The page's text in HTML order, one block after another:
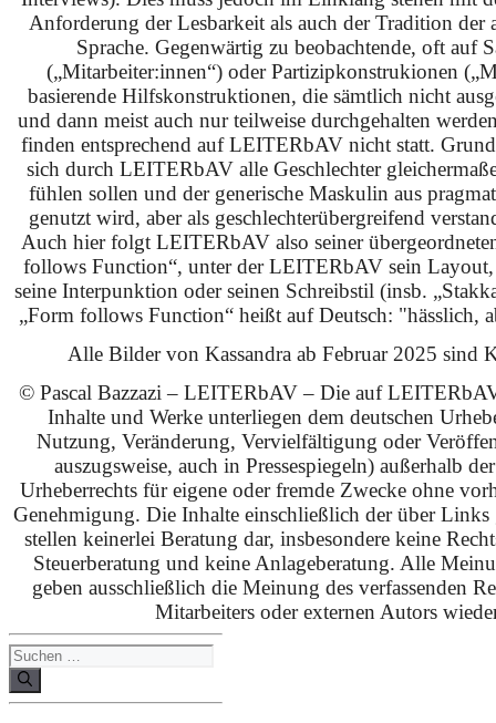
Anforderung der Lesbarkeit als auch der Tradition der
Sprache. Gegenwärtig zu beobachtende, oft auf
(„Mitarbeiter:innen“) oder Partizipkonstrukionen
basierende Hilfskonstruktionen, die sämtlich nicht
und dann meist auch nur teilweise durchgehalten
finden entsprechend auf LEITERbAV nicht statt.
sich durch LEITERbAV alle Geschlechter
fühlen sollen und der generische Maskulin aus
genutzt wird, aber als geschlechterübergreifend
Auch hier folgt LEITERbAV also seiner
follows Function“, unter der LEITERbAV sein Layout,
seine Interpunktion oder seinen Schreibstil (insb.
„Form follows Function“ heißt auf Deutsch: "hässlich,
Alle Bilder von Kassandra ab Februar 2025 sind
© Pascal Bazzazi – LEITERbAV – Die auf
Inhalte und Werke unterliegen dem deutschen
Nutzung, Veränderung, Vervielfältigung oder
auszugsweise, auch in Pressespiegeln) außerhalb
Urheberrechts für eigene oder fremde Zwecke ohne
Genehmigung. Die Inhalte einschließlich der über Links
stellen keinerlei Beratung dar, insbesondere keine
Steuerberatung und keine Anlageberatung. Alle
geben ausschließlich die Meinung des verfassenden
Mitarbeiters oder externen Autors
Suchen
nach: